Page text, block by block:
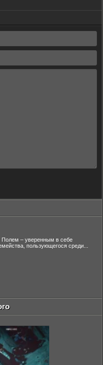
Полем – уверенным в себе
пользующегося среди...